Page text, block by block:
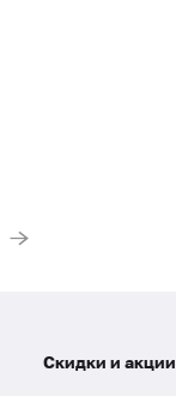
Скидки и акции